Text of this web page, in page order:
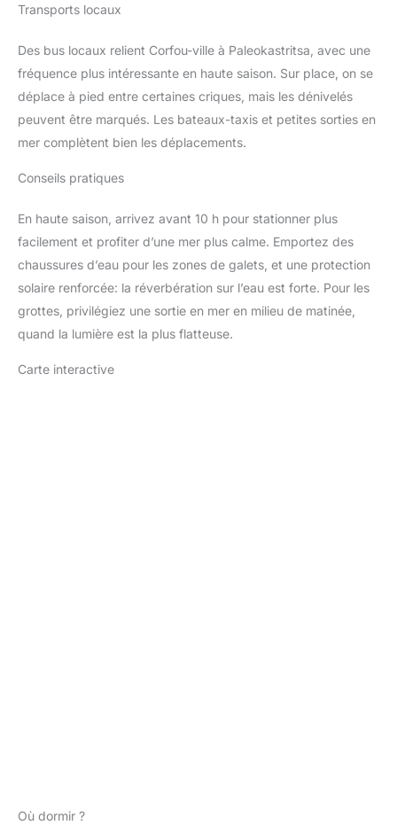
Transports locaux
Des bus locaux relient Corfou-ville à Paleokastritsa, avec une
fréquence plus intéressante en haute saison. Sur place, on se
déplace à pied entre certaines criques, mais les dénivelés
peuvent être marqués. Les bateaux-taxis et petites sorties en
mer complètent bien les déplacements.
Conseils pratiques
En haute saison, arrivez avant 10 h pour stationner plus
facilement et profiter d’une mer plus calme. Emportez des
chaussures d’eau pour les zones de galets, et une protection
solaire renforcée: la réverbération sur l’eau est forte. Pour les
grottes, privilégiez une sortie en mer en milieu de matinée,
quand la lumière est la plus flatteuse.
Carte interactive
Où dormir ?